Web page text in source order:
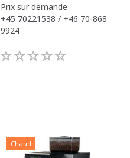
Prix sur demande
+45 70221538 / +46 70-868
9924
Chaud